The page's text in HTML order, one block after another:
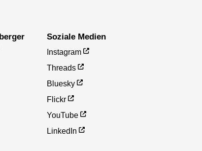
Soziale Medien
Instagram
Threads
Bluesky
Flickr
YouTube
LinkedIn